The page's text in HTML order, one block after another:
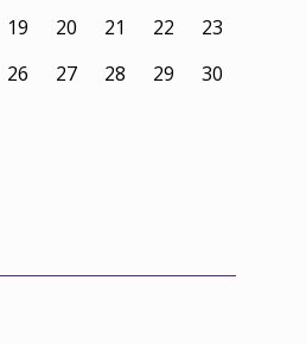
19 20 21 22
23
26 27 28 29
30